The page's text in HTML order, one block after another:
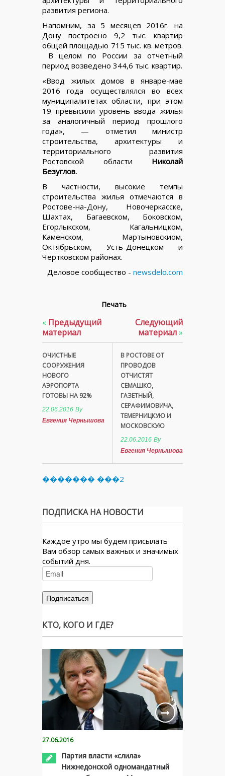
развития региона.
Напомним, за 5 месяцев 2016г. на
Дону построено 9,2 тыс. квартир
общей площадью 715 тыс. кв. метров.
В целом по России за отчетный
период возведено 344,6 тыс. квартир.
«Ввод жилых домов в январе-мае
2016 года осуществлялся во всех
муниципалитетах области, при этом
19 превысили уровень ввода жилья
за аналогичный период прошлого
года», — отметил министр
строительства, архитектуры и
территориального развития
Ростовской области Николай
Безуглов.
В частности, высокие темпы
строительства жилья отмечаются в
Ростове-на-Дону, Новочеркасске,
Шахтах, Багаевском, Боковском,
Егорлыкском, Кагальницком,
Каменском, Мартыновскиом,
Октябрьском, Усть-Донецком и
Чертковском районах.
Деловое сообщество - newsdelo.com
Печать
« Предыдущий
материал
ОЧИСТНЫЕ
СООРУЖЕНИЯ
НОВОГО
АЭРОПОРТА
ГОТОВЫ НА 92%
22.06.2016 By
Евгения Чернышова
Следующий
материал»
В РОСТОВЕ ОТ
ПРОВОДОВ
ОТЧИСТЯТ
СЕМАШКО,
ГАЗЕТНЫЙ,
СЕРАФИМОВИЧА,
ТЕМЕРНИЦКУЮ И
МОСКОВСКУЮ
22.06.2016 By
Евгения Чернышова
������� ���2
ПОДПИСКА НА НОВОСТИ
Каждое утро мы будем присылать
Вам обзор самых важных и значимых
событий дня.
КТО, КОГО И ГДЕ?
27.06.2016
Партия власти «слила»
Нижнедонской одномандатный